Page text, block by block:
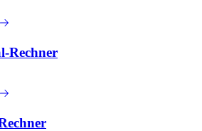
Rechner